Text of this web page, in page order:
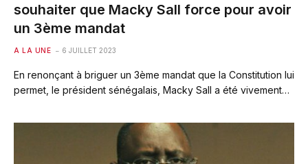
souhaiter que Macky Sall force pour avoir
un 3ème mandat
A LA UNE 6 JUILLET 2023
En renonçant à briguer un 3ème mandat que la Constitution lui
permet, le président sénégalais, Macky Sall a été vivement…